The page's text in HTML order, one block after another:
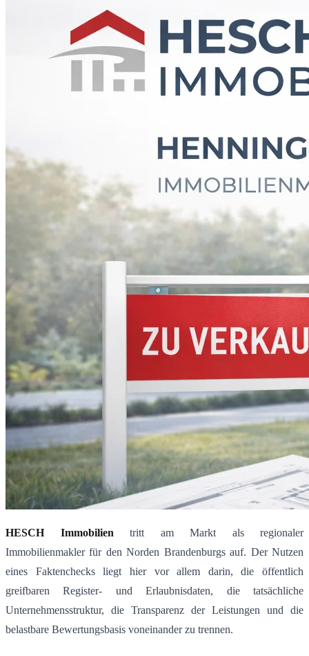
HESCH Immobilien tritt am Markt als regionaler
Immobilienmakler für den Norden Brandenburgs auf. Der Nutzen
eines Faktenchecks liegt hier vor allem darin, die öffentlich
greifbaren Register- und Erlaubnisdaten, die tatsächliche
Unternehmensstruktur, die Transparenz der Leistungen und die
belastbare Bewertungsbasis voneinander zu trennen.